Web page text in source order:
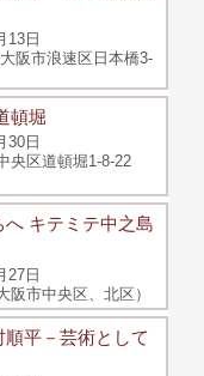
13日
阪市浪速区日本橋3-
頓堀
30日
央区道頓堀1-8-22
キテミテ中之島
27日
市中央区、北区）
平－芸術として